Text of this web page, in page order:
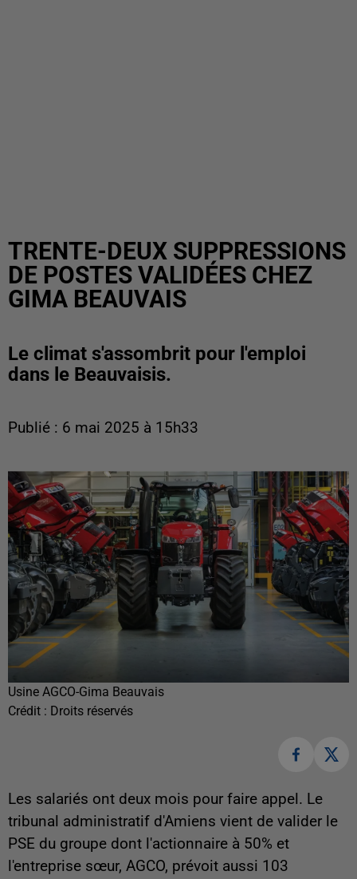
TRENTE-DEUX SUPPRESSIONS
DE POSTES VALIDÉES CHEZ
GIMA BEAUVAIS
Le climat s'assombrit pour l'emploi
dans le Beauvaisis.
Publié : 6 mai 2025 à 15h33
Usine AGCO-Gima Beauvais
Crédit : Droits réservés
Les salariés ont deux mois pour faire appel. Le
tribunal administratif d'Amiens vient de valider le
PSE du groupe dont l'actionnaire à 50% et
l'entreprise sœur, AGCO, prévoit aussi 103